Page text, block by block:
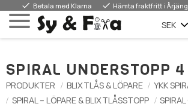
Meny
done Betala med Klarna done Hämta fraktfritt i Årjäng
SPIRAL UNDERSTOPP 4
PRODUKTER BLIXTLÅS & LÖPARE
YKK
SPIRAL – LÖPARE & BLIXTLÅSSTOPP